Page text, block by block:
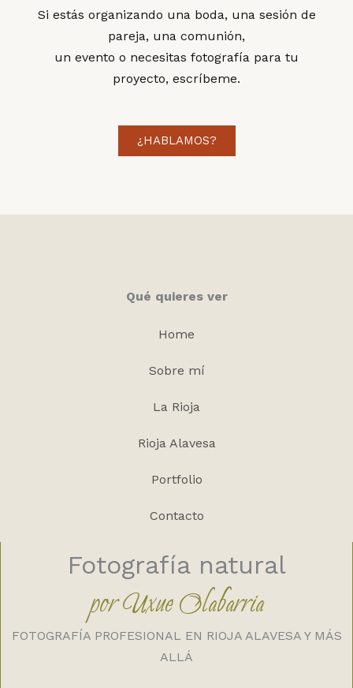
Si estás organizando una boda, una sesión de
pareja, una comunión,
un evento o necesitas fotografía para tu
proyecto, escríbeme.
¿HABLAMOS?
Qué quieres ver
Home
Sobre mí
La Rioja
Rioja Alavesa
Portfolio
Contacto
Fotografía natural
por Uxue Olabarria
FOTOGRAFÍA PROFESIONAL EN RIOJA ALAVESA Y MÁS
ALLÁ